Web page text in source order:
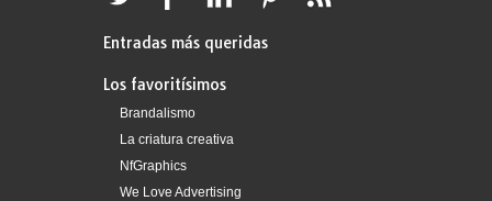
Entradas más queridas
Los favoritísimos
Brandalismo
La criatura creativa
NfGraphics
We Love Advertising